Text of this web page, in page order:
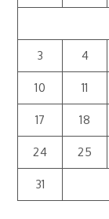
3 4
10 11
17 18
24 25
31